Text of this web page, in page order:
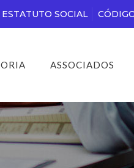
ESTATUTO SOCIAL
ASSOCIADOS